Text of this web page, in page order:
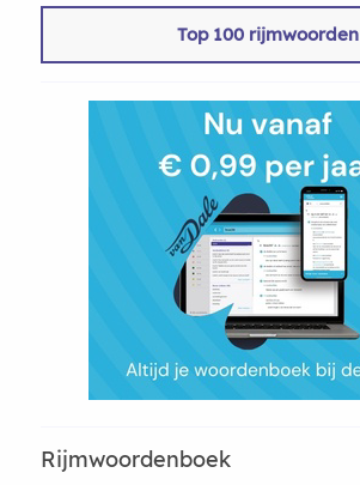
Top 100 rijmwoorden
Rijmwoordenboek